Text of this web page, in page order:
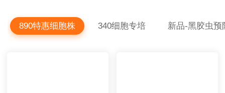
890特惠细胞株 340细胞专培 新品-黑胶虫预